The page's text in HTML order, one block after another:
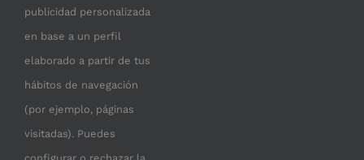
publicidad personalizada
en base a un perfil
elaborado a partir de tus
hábitos de navegación
(por ejemplo, páginas
visitadas). Puedes